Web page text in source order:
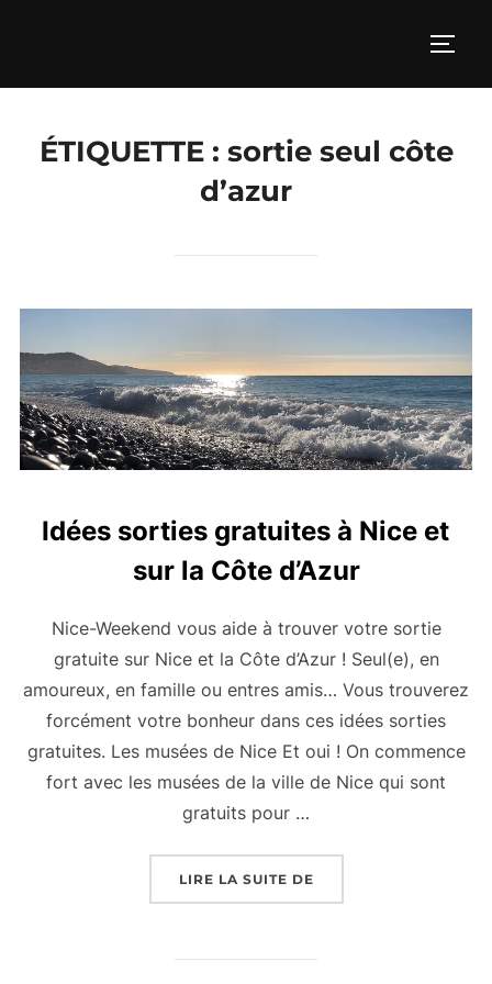
ÉTIQUETTE : sortie seul côte
d’azur
Idées sorties gratuites à Nice et
sur la Côte d’Azur
Nice-Weekend vous aide à trouver votre sortie
gratuite sur Nice et la Côte d’Azur ! Seul(e), en
amoureux, en famille ou entres amis… Vous trouverez
forcément votre bonheur dans ces idées sorties
gratuites. Les musées de Nice Et oui ! On commence
fort avec les musées de la ville de Nice qui sont
gratuits pour …
LIRE LA SUITE DE« IDÉES SORTIES